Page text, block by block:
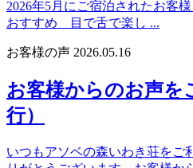
2026年5月にご宿泊されたお客
おすすめ 目で舌で楽し ...
お客様の声 2026.05.16
お客様からのお声を
行）
いつもアソベの森いわき荘をご